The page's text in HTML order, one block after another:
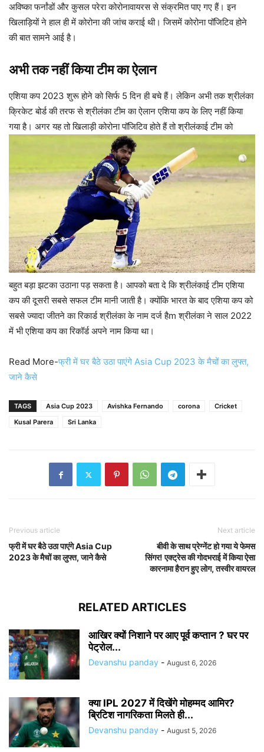
अविष्का फर्नांडों और कुसल परेरा कोरोनावायरस से संक्रमित पाए गए हैं। इन
खिलाड़ियों ने हाल ही में कोरोना की जांच कराई थी। जिसमें कोरोना पॉजिटिव होने
की बात सामने आई है।
अभी तक नहीं किया टीम का ऐलान
एशिया कप 2023 शुरू होने को सिर्फ 5 दिन ही बचे हैं। लेकिन अभी तक श्रीलंका
क्रिकेट बोर्ड की तरफ से श्रीलंका टीम का ऐलान एशिया कप के लिए नहीं किया
गया है। अगर यह तो खिलाड़ी कोरोना पॉजिटिव होते हैं तो श्रीलंकाई टीम को
बहुत बड़ा झटका उठाना पड़ सकता है। आपको बता दे कि श्रीलंकाई टीम एशिया
कप की दूसरी सबसे सफल टीम मानी जाती है। क्योंकि भारत के बाद एशिया कप को
सबसे ज्यादा जीतने का रिकार्ड श्रीलंका के नाम दर्ज हैm श्रीलंका ने साल 2022
में भी एशिया कप का रिकॉर्ड अपने नाम किया था।
Read More-फ्री में घर बैठे उठा पाएंगे Asia Cup 2023 के मैचों का लुफ्त,
जाने कैसे
TAGS Asia Cup 2023 Avishka Fernando corona
Cricket
Kusal Parera
Sri Lanka
Previous article
फ्री में घर बैठे उठा पाएंगे Asia Cup
2023 के मैचों का लुफ्त, जाने कैसे
Next article
बीवी के साथ प्रेग्नेंट हो गया ये फेमस
सिंगर! एक्ट्रेस की गोदभराई में किया ऐसा
कारनामा हैरान हुए लोग, तस्वीर वायरल
RELATED ARTICLES
आखिर क्यों निशाने पर आए पूर्व कप्तान ? घर पर
पेट्रोल...
Devanshu panday - August 6, 2026
क्या IPL 2027 में दिखेंगे मोहम्मद आमिर?
ब्रिटिश नागरिकता मिलते ही...
Devanshu panday - August 5, 2026